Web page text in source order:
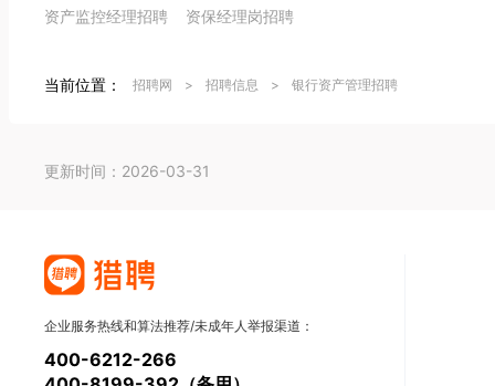
资产监控经理招聘 资保经理岗招聘
当前位置： 招聘网 > 招聘信息 > 银行资产管理招聘
更新时间：2026-03-31